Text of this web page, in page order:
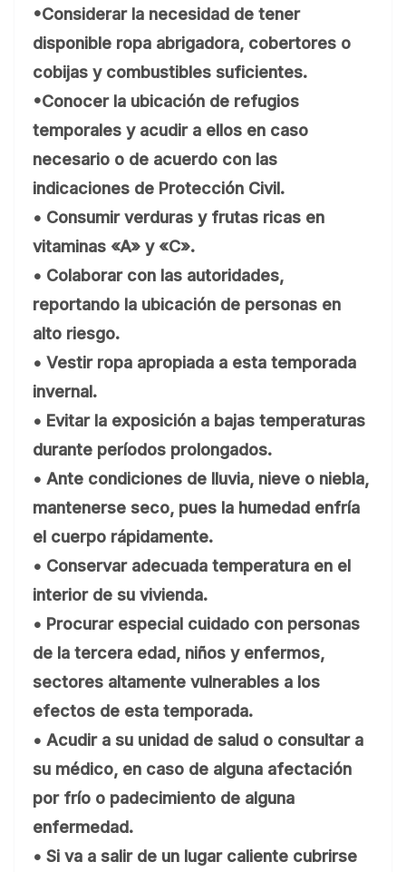
•Considerar la necesidad de tener
disponible ropa abrigadora, cobertores o
cobijas y combustibles suficientes.
•Conocer la ubicación de refugios
temporales y acudir a ellos en caso
necesario o de acuerdo con las
indicaciones de Protección Civil.
• Consumir verduras y frutas ricas en
vitaminas «A» y «C».
• Colaborar con las autoridades,
reportando la ubicación de personas en
alto riesgo.
• Vestir ropa apropiada a esta temporada
invernal.
• Evitar la exposición a bajas temperaturas
durante períodos prolongados.
• Ante condiciones de lluvia, nieve o niebla,
mantenerse seco, pues la humedad enfría
el cuerpo rápidamente.
• Conservar adecuada temperatura en el
interior de su vivienda.
• Procurar especial cuidado con personas
de la tercera edad, niños y enfermos,
sectores altamente vulnerables a los
efectos de esta temporada.
• Acudir a su unidad de salud o consultar a
su médico, en caso de alguna afectación
por frío o padecimiento de alguna
enfermedad.
• Si va a salir de un lugar caliente cubrirse